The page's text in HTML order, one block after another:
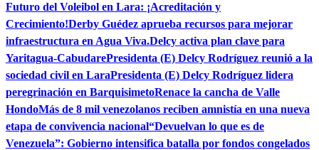
Futuro del Voleibol en Lara: ¡Acreditación y
Crecimiento!Derby Guédez aprueba recursos para mejorar
infraestructura en Agua Viva.Delcy activa plan clave para
Yaritagua-CabudarePresidenta (E) Delcy Rodríguez reunió a la
sociedad civil en LaraPresidenta (E) Delcy Rodríguez lidera
peregrinación en BarquisimetoRenace la cancha de Valle
HondoMás de 8 mil venezolanos reciben amnistía en una nueva
etapa de convivencia nacional“Devuelvan lo que es de
Venezuela”: Gobierno intensifica batalla por fondos congelados